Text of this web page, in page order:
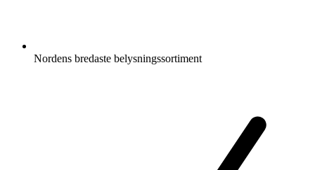
Nordens bredaste belysningssortiment